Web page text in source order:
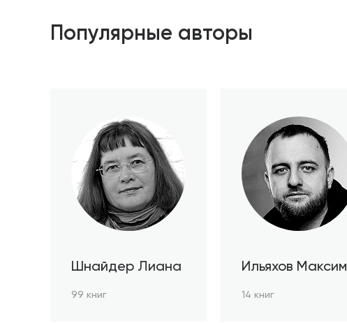
Популярные авторы
Шнайдер Лиана
99 книг
Ильяхов Максим
14 книг